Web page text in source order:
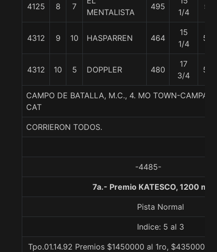
4125 8 7
MENTALISTA
495
1/4
51
4312 9 10 HASPARREN 464
15
1/4
55
4312 10 5 DOPPLER 480
17
3/4
52
CAMPO DE BATALLA, M.C., 4. MO TOWN-
CAT
CORRIERON TODOS.
-4485-
7a.- Premio KATESCO, 1200
Pista Normal
Indice: 5 al 3
Tpo.01.14.92 Premios $1450000 al 1ro, $435000